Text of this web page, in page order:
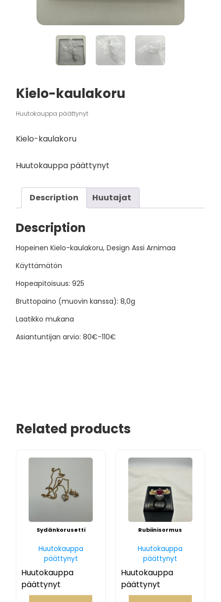
Kielo-kaulakoru
Huutokauppa päättynyt
Kielo-kaulakoru
Huutokauppa päättynyt
Description Huutajat
Description
Hopeinen Kielo-kaulakoru, Design Assi Arnimaa
Käyttämätön
Hopeapitoisuus: 925
Bruttopaino (muovin kanssa): 8,0g
Laatikko mukana
Asiantuntijan arvio: 80€-110€
Related products
Sydänkorusetti
Huutokauppa
päättynyt
Huutokauppa
päättynyt
Rubiinisormus
Huutokauppa
päättynyt
Huutokauppa
päättynyt